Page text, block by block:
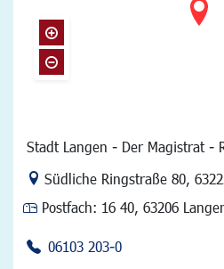
Stadt Langen - Der Magistrat -
Link zur Google-Maps
Südliche Ringstraße 80,
Postfach: 16 40, 63206
06103 203-0